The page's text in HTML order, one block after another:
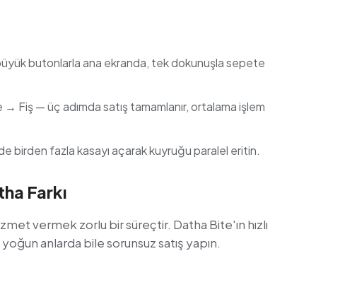
butonlarla ana ekranda, tek dokunuşla sepete
Fiş — üç adımda satış tamamlanır, ortalama işlem
birden fazla kasayı açarak kuyruğu paralel eritin.
Farkı
vermek zorlu bir süreçtir. Datha Bite'ın hızlı
anlarda bile sorunsuz satış yapın.